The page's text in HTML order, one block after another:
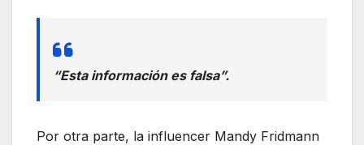
“Esta información es falsa”.
Por otra parte, la influencer Mandy Fridmann